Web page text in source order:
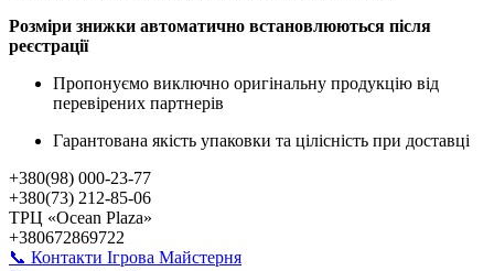
Розміри знижки автоматично встановлюються після
реєстрації
Пропонуємо виключно оригінальну продукцію від
перевірених партнерів
Гарантована якість упаковки та цілісність при доставці
+380(98) 000-23-77
+380(73) 212-85-06
ТРЦ «Ocean Plaza»
+380672869722
📞 Контакти Ігрова Майстерня